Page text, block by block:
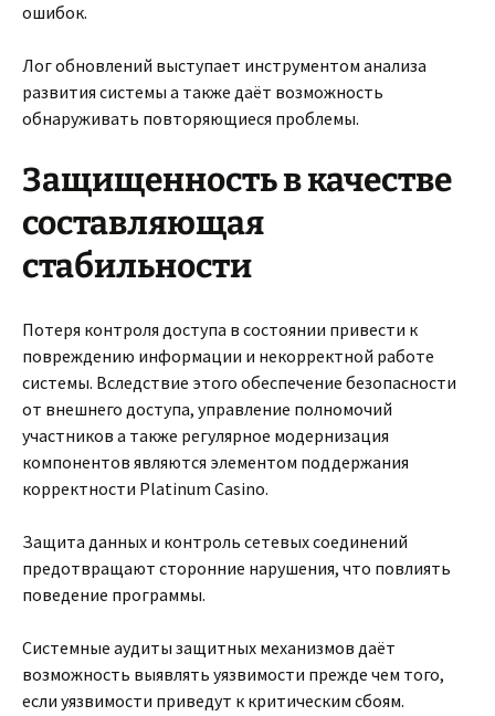
ошибок.
Лог обновлений выступает инструментом анализа
развития системы а также даёт возможность
обнаруживать повторяющиеся проблемы.
Защищенность в качестве
составляющая
стабильности
Потеря контроля доступа в состоянии привести к
повреждению информации и некорректной работе
системы. Вследствие этого обеспечение безопасности
от внешнего доступа, управление полномочий
участников а также регулярное модернизация
компонентов являются элементом поддержания
корректности Platinum Casino.
Защита данных и контроль сетевых соединений
предотвращают сторонние нарушения, что повлиять
поведение программы.
Системные аудиты защитных механизмов даёт
возможность выявлять уязвимости прежде чем того,
если уязвимости приведут к критическим сбоям.